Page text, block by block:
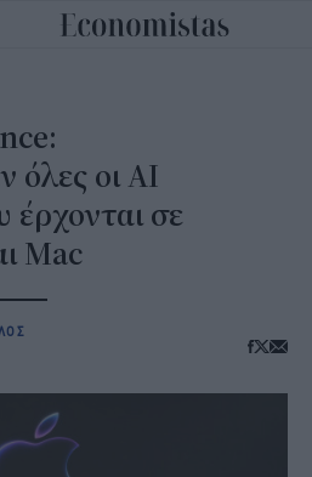
όλες οι AI
έρχονται σε
Mac